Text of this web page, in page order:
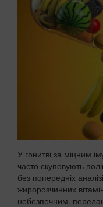
У гонитві за міцним
часто скуповують
без попередніх
жиророзчинних
небезпечним,